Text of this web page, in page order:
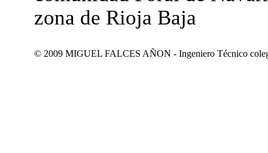
zona de Rioja Baja
© 2009 MIGUEL FALCES AÑON - Ingeniero Técnico